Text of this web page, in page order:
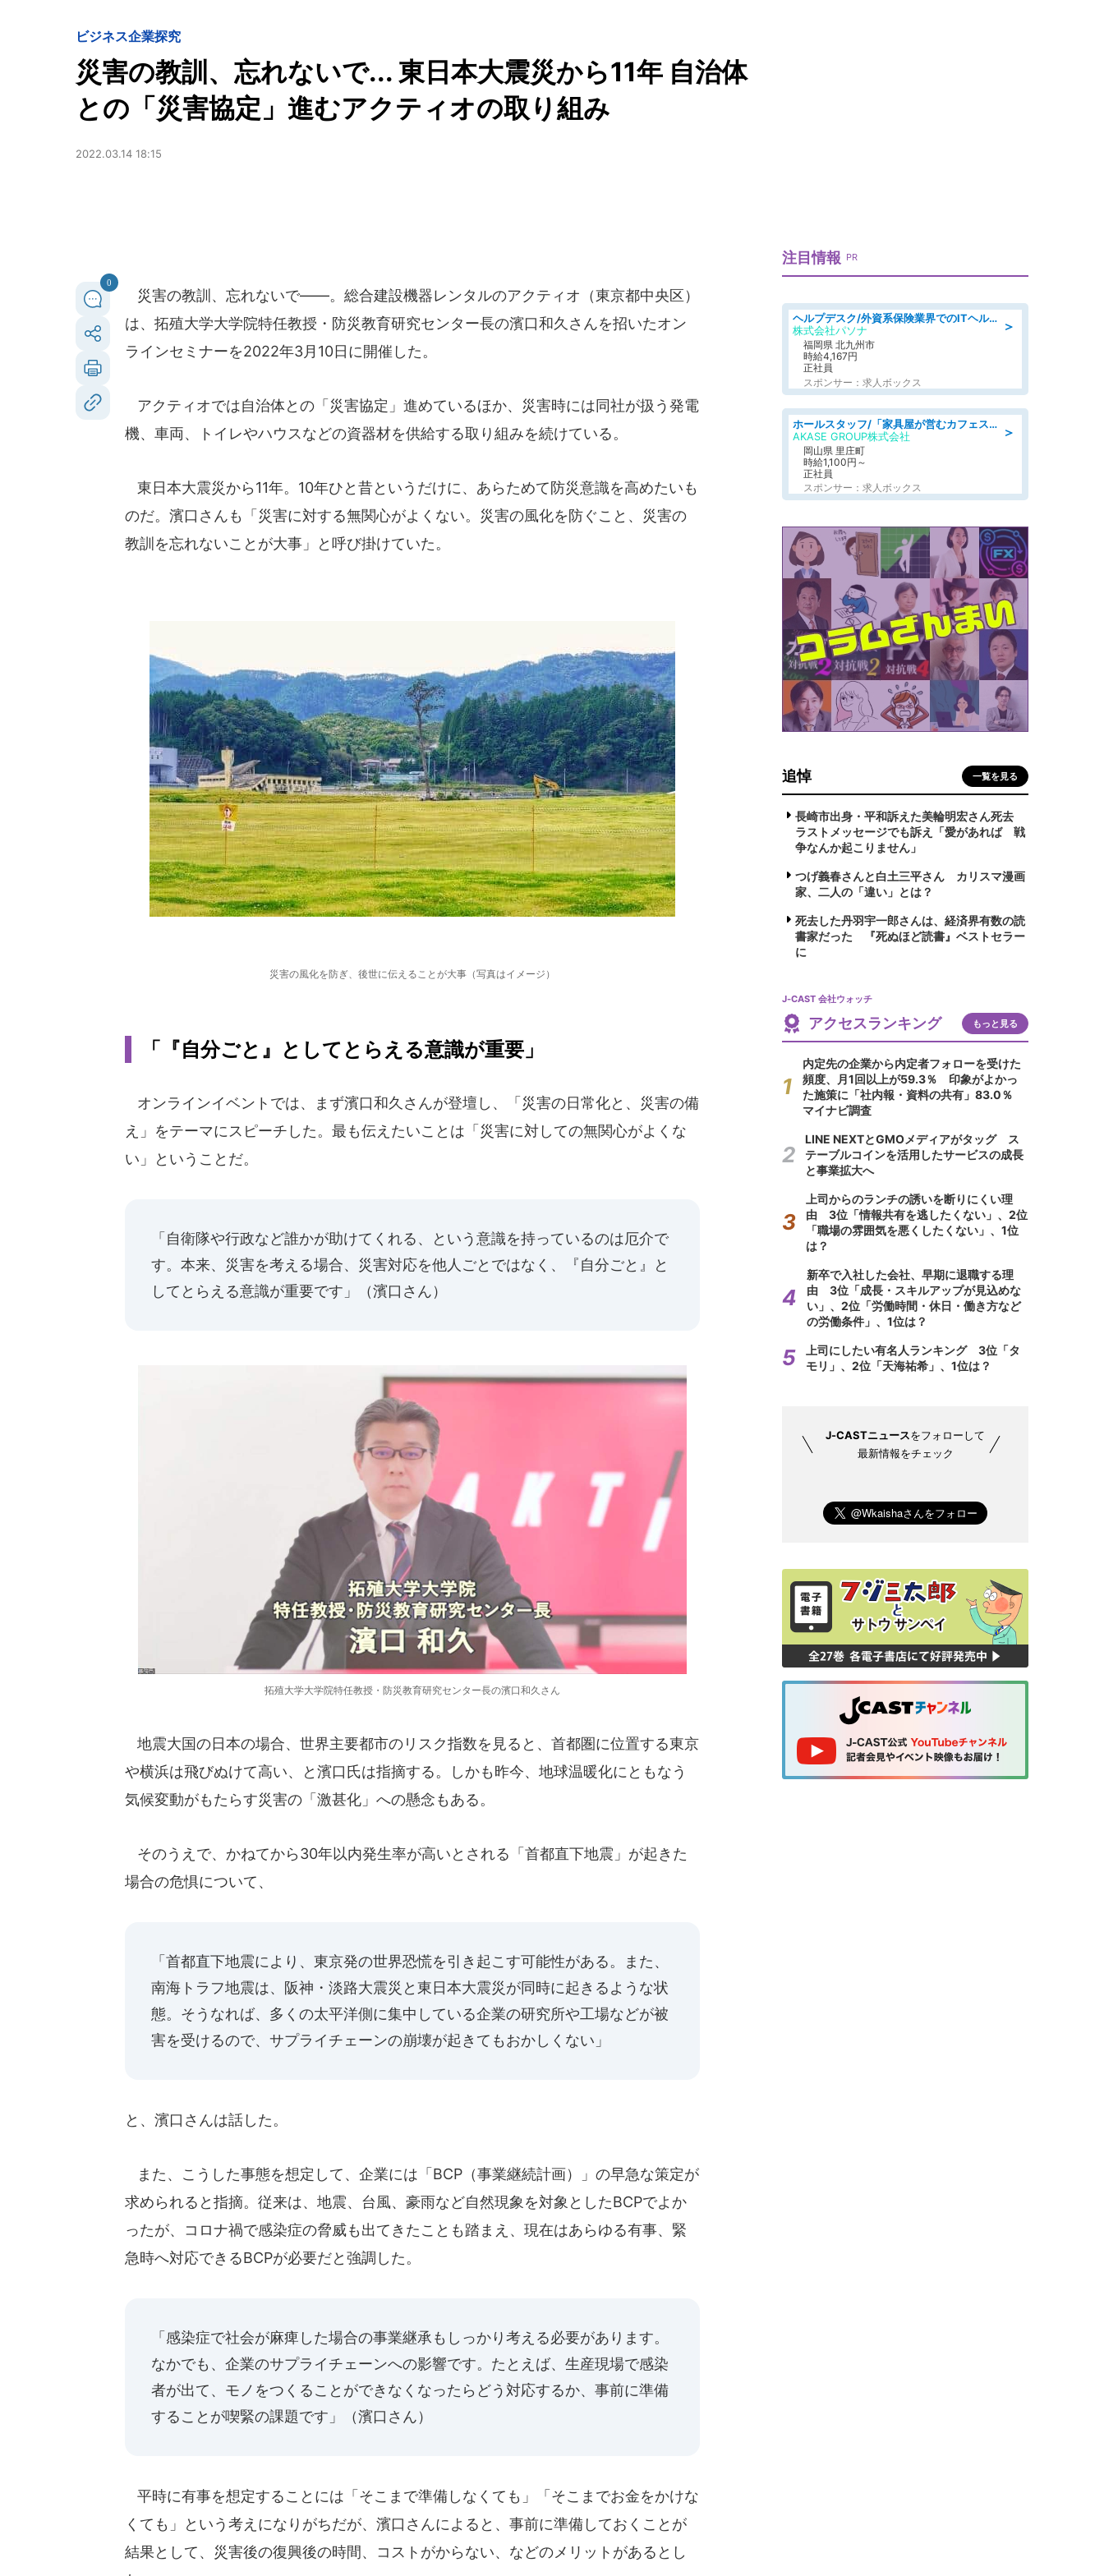
ビジネス企業探究
災害の教訓、忘れないで... 東日本大震災から11年 自治体
との「災害協定」進むアクティオの取り組み
2022.03.14 18:15
0
災害の教訓、忘れないで――。総合建設機器レンタルのアクティオ（東京都中央区）
は、拓殖大学大学院特任教授・防災教育研究センター長の濱口和久さんを招いたオン
ラインセミナーを2022年3月10日に開催した。
アクティオでは自治体との「災害協定」進めているほか、災害時には同社が扱う発電
機、車両、トイレやハウスなどの資器材を供給する取り組みを続けている。
東日本大震災から11年。10年ひと昔というだけに、あらためて防災意識を高めたいも
のだ。濱口さんも「災害に対する無関心がよくない。災害の風化を防ぐこと、災害の
教訓を忘れないことが大事」と呼び掛けていた。
災害の風化を防ぎ、後世に伝えることが大事（写真はイメージ）
「『自分ごと』としてとらえる意識が重要」
オンラインイベントでは、まず濱口和久さんが登壇し、「災害の日常化と、災害の備
え」をテーマにスピーチした。最も伝えたいことは「災害に対しての無関心がよくな
い」ということだ。
「自衛隊や行政など誰かが助けてくれる、という意識を持っているのは厄介で
す。本来、災害を考える場合、災害対応を他人ごとではなく、『自分ごと』と
してとらえる意識が重要です」（濱口さん）
拓殖大学大学院特任教授・防災教育研究センター長の濱口和久さん
地震大国の日本の場合、世界主要都市のリスク指数を見ると、首都圏に位置する東京
や横浜は飛びぬけて高い、と濱口氏は指摘する。しかも昨今、地球温暖化にともなう
気候変動がもたらす災害の「激甚化」への懸念もある。
そのうえで、かねてから30年以内発生率が高いとされる「首都直下地震」が起きた
場合の危惧について、
「首都直下地震により、東京発の世界恐慌を引き起こす可能性がある。また、
南海トラフ地震は、阪神・淡路大震災と東日本大震災が同時に起きるような状
態。そうなれば、多くの太平洋側に集中している企業の研究所や工場などが被
害を受けるので、サプライチェーンの崩壊が起きてもおかしくない」
と、濱口さんは話した。
また、こうした事態を想定して、企業には「BCP（事業継続計画）」の早急な策定が
求められると指摘。従来は、地震、台風、豪雨など自然現象を対象としたBCPでよか
ったが、コロナ禍で感染症の脅威も出てきたことも踏まえ、現在はあらゆる有事、緊
急時へ対応できるBCPが必要だと強調した。
「感染症で社会が麻痺した場合の事業継承もしっかり考える必要があります。
なかでも、企業のサプライチェーンへの影響です。たとえば、生産現場で感染
者が出て、モノをつくることができなくなったらどう対応するか、事前に準備
することが喫緊の課題です」（濱口さん）
平時に有事を想定することには「そこまで準備しなくても」「そこまでお金をかけな
くても」という考えになりがちだが、濱口さんによると、事前に準備しておくことが
結果として、災害後の復興後の時間、コストがからない、などのメリットがあるとし
注目情報 PR
＞
ヘルプデスク/外資系保険業界でのITヘルプデスク業務/駅近/即日勤務可/ヘルプデスク
株式会社パソナ
福岡県 北九州市
時給4,167円
正社員
スポンサー：求人ボックス
＞
ホールスタッフ/「家具屋が営むカフェスタッフ!」週2日～OK!嬉しいまかない付き/岡山県/浅口郡里庄町
AKASE GROUP株式会社
岡山県 里庄町
時給1,100円～
正社員
スポンサー：求人ボックス
追悼 一覧を見る
長崎市出身・平和訴えた美輪明宏さん死去
ラストメッセージでも訴え「愛があれば 戦
争なんか起こりません」
つげ義春さんと白土三平さん カリスマ漫画
家、二人の「違い」とは？
死去した丹羽宇一郎さんは、経済界有数の読
書家だった 『死ぬほど読書』ベストセラー
に
J-CAST 会社ウォッチ
アクセスランキング もっと見る
内定先の企業から内定者フォローを受けた
頻度、月1回以上が59.3％ 印象がよかっ
た施策に「社内報・資料の共有」83.0％
マイナビ調査
LINE NEXTとGMOメディアがタッグ ス
テーブルコインを活用したサービスの成長
と事業拡大へ
上司からのランチの誘いを断りにくい理
由 3位「情報共有を逃したくない」、2位
「職場の雰囲気を悪くしたくない」、1位
は？
新卒で入社した会社、早期に退職する理
由 3位「成長・スキルアップが見込めな
い」、2位「労働時間・休日・働き方など
の労働条件」、1位は？
上司にしたい有名人ランキング 3位「タ
モリ」、2位「天海祐希」、1位は？
J-CASTニュースをフォローして
最新情報をチェック